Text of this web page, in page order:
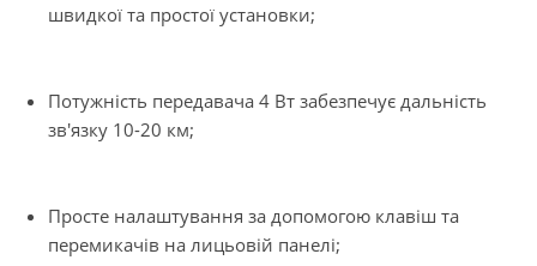
швидкої та простої установки;
Потужність передавача 4 Вт забезпечує дальність
зв'язку 10-20 км;
Просте налаштування за допомогою клавіш та
перемикачів на лицьовій панелі;